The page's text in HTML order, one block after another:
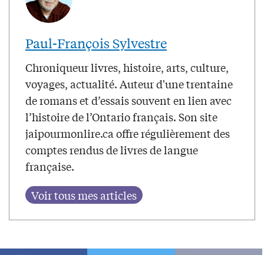
Paul-François Sylvestre
Chroniqueur livres, histoire, arts, culture,
voyages, actualité. Auteur d'une trentaine
de romans et d’essais souvent en lien avec
l’histoire de l’Ontario français. Son site
jaipourmonlire.ca offre régulièrement des
comptes rendus de livres de langue
française.